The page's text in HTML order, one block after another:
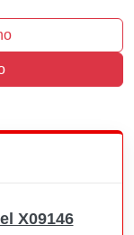
X09146